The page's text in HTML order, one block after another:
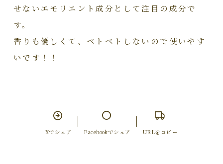
せないエモリエント成分として注目の成分で
す。
香りも優しくて、ベトベトしないので使いやす
いです！！
Xでシェア Facebookでシェア URLをコピー